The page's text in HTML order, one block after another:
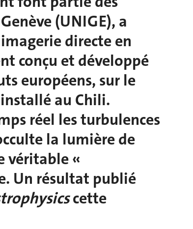
(UNIGE), a
directe en
conçu et développé
européens, sur le
installé au Chili.
réel les turbulences
la lumière de
véritable «
Un résultat publié
cette